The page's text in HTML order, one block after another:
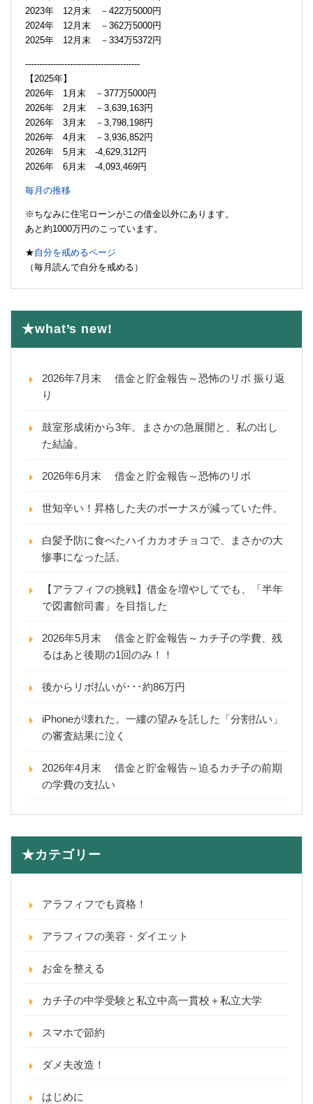
2023年 12月末 －422万5000円
2024年 12月末 －362万5000円
2025年 12月末 －334万5372円
-----------------------------------------
【2025年】
2026年 1月末 －377万5000円
2026年 2月末 －3,639,163円
2026年 3月末 －3,798,198円
2026年 4月末 －3,936,852円
2026年 5月末 -4,629,312円
2026年 6月末 -4,093,469円
毎月の推移
※ちなみに住宅ローンがこの借金以外にあります。
あと約1000万円のこっています。
★自分を戒めるページ
（毎月読んで自分を戒める）
★what’s new!
2026年7月末 借金と貯金報告～恐怖のリボ 振り返
り
鼓室形成術から3年。まさかの急展開と、私の出し
た結論。
2026年6月末 借金と貯金報告～恐怖のリボ
世知辛い！昇格した夫のボーナスが減っていた件。
白髪予防に食べたハイカカオチョコで、まさかの大
惨事になった話。
【アラフィフの挑戦】借金を増やしてでも、「半年
で図書館司書」を目指した
2026年5月末 借金と貯金報告～カチ子の学費、残
るはあと後期の1回のみ！！
後からリボ払いが･･･約86万円
iPhoneが壊れた。一縷の望みを託した「分割払い」
の審査結果に泣く
2026年4月末 借金と貯金報告～迫るカチ子の前期
の学費の支払い
★カテゴリー
アラフィフでも資格！
アラフィフの美容・ダイエット
お金を整える
カチ子の中学受験と私立中高一貫校＋私立大学
スマホで節約
ダメ夫改造！
はじめに